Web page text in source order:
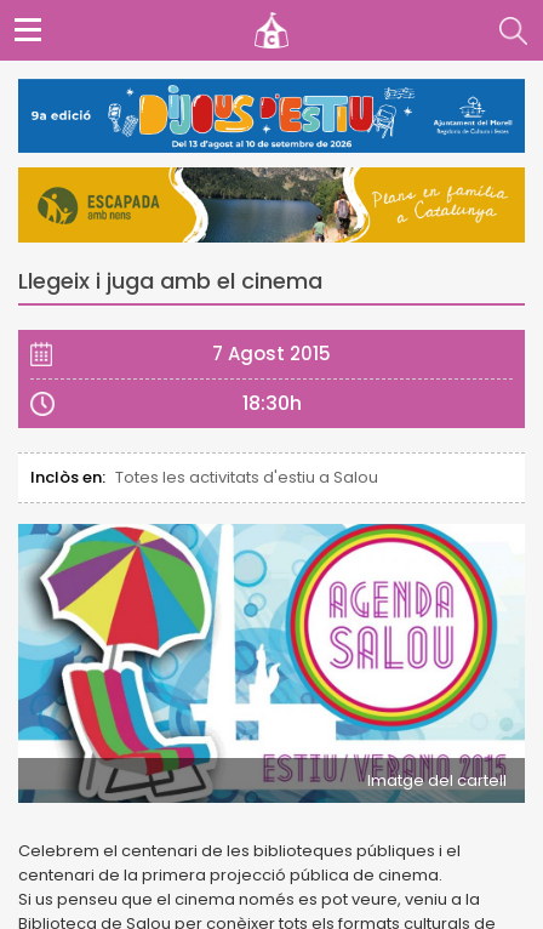
Llegeix i juga amb el cinema
7 Agost 2015
18:30h
Inclòs en: Totes les activitats d'estiu a Salou
Imatge del cartell
Celebrem el centenari de les biblioteques públiques i el
centenari de la primera projecció pública de cinema.
Si us penseu que el cinema només es pot veure, veniu a la
Biblioteca de Salou per conèixer tots els formats culturals de